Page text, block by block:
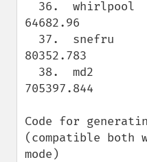
64682.96
80352.783
705397.844
Code for
(compatible both
mode)